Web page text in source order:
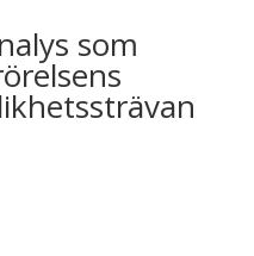
som